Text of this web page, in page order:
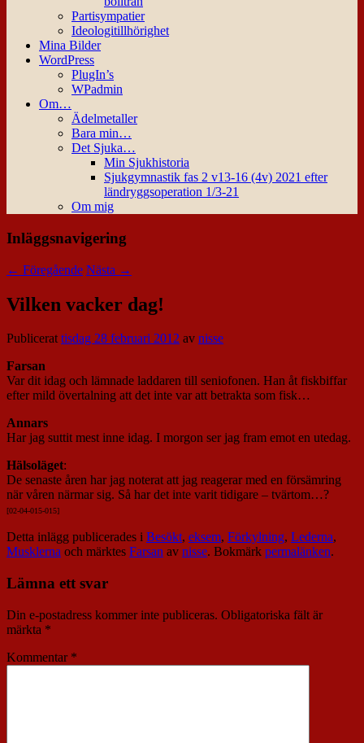
Partisympatier
Ideologitillhörighet
Mina Bilder
WordPress
PlugIn’s
WPadmin
Om…
Ädelmetaller
Bara min…
Det Sjuka…
Min Sjukhistoria
Sjukgymnastik fas 2 v13-16 (4v) 2021 efter
ländryggsoperation 1/3-21
Om mig
Inläggsnavigering
← Föregående Nästa →
Vilken vacker dag!
Publicerattisdag 28 februari 2012 av nisse
Farsan
Var dit idag och lämnade laddaren till seniofonen. Han åt fiskbiffar
efter mild övertalning att det inte var att betrakta som fisk…
Annars
Har jag suttit mest inne idag. I morgon ser jag fram emot en utedag.
Hälsoläget:
De senaste åren har jag noterat att jag reagerar med en försämring
när våren närmar sig. Så har det inte varit tidigare – tvärtom…?
[02-04-015-015]
Detta inlägg publicerades i Besökt, eksem, Förkylning, Lederna,
Musklerna och märktes Farsan av nisse. Bokmärk permalänken.
Lämna ett svar
Din e-postadress kommer inte publiceras. Obligatoriska fält är
märkta *
Kommentar *